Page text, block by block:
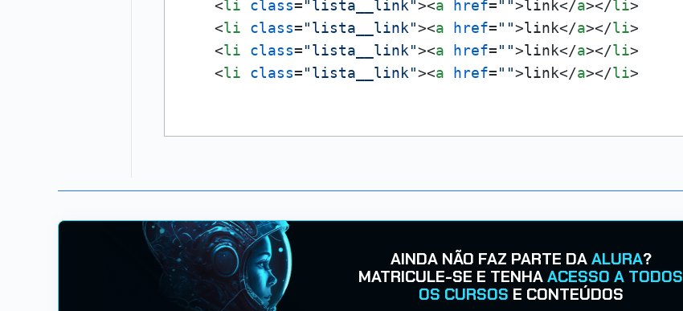
<li class="lista__link"><a href="">link</a></li>
<li class="lista__link"><a href="">link</a></li>
<li class="lista__link"><a href="">link</a></li>
<li class="lista__link"><a href="">link</a></li>
AINDA NÃO FAZ PARTE DAALURA?
MATRICULE-SE E TENHAACESSO A TODOS
OS CURSOS E CONTEÚDOS